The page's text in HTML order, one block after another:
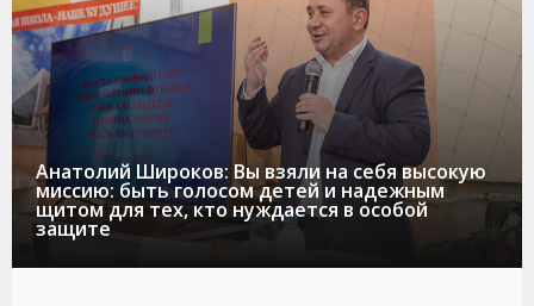
Анатолий Широков: Вы взяли на себя высокую
миссию: быть голосом детей и надежным
щитом для тех, кто нуждается в особой
защите